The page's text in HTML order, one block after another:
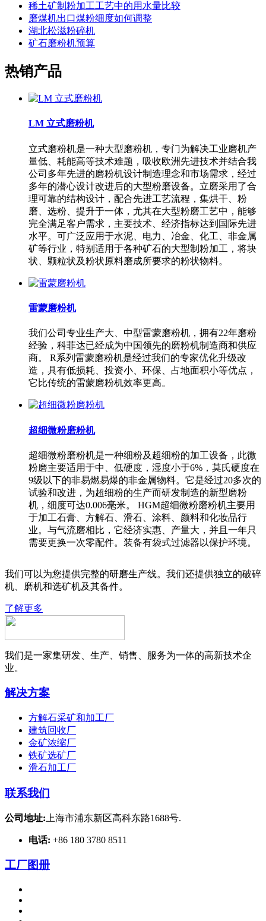
稀土矿制粉加工工艺中的用水量比较
磨煤机出口煤粉细度如何调整
湖北松滋粉碎机
矿石磨粉机预算
热销产品
LM 立式磨粉机
立式磨粉机是一种大型磨粉机，专门为解决工业磨机产
量低、耗能高等技术难题，吸收欧洲先进技术并结合我
公司多年先进的磨粉机设计制造理念和市场需求，经过
多年的潜心设计改进后的大型粉磨设备。立磨采用了合
理可靠的结构设计，配合先进工艺流程，集烘干、粉
磨、选粉、提升于一体，尤其在大型粉磨工艺中，能够
完全满足客户需求，主要技术、经济指标达到国际先进
水平。可广泛应用于水泥、电力、冶金、化工、非金属
矿等行业，特别适用于各种矿石的大型制粉加工，将块
状、颗粒状及粉状原料磨成所要求的粉状物料。
雷蒙磨粉机
我们公司专业生产大、中型雷蒙磨粉机，拥有22年磨粉
经验，科菲达已经成为中国领先的磨粉机制造商和供应
商。 R系列雷蒙磨粉机是经过我们的专家优化升级改
造，具有低损耗、投资小、环保、占地面积小等优点，
它比传统的雷蒙磨粉机效率更高。
超细微粉磨粉机
超细微粉磨粉机是一种细粉及超细粉的加工设备，此微
粉磨主要适用于中、低硬度，湿度小于6%，莫氏硬度在
9级以下的非易燃易爆的非金属物料。它是经过20多次的
试验和改进，为超细粉的生产而研发制造的新型磨粉
机，细度可达0.006毫米。 HGM超细微粉磨粉机主要用
于加工石膏、方解石、滑石、涂料、颜料和化妆品行
业。与气流磨相比，它经济实惠、产量大，并且一年只
需要更换一次零配件。装备有袋式过滤器以保护环境。
我们可以为您提供完整的研磨生产线。我们还提供独立的破碎
机、磨机和选矿机及其备件。
了解更多
我们是一家集研发、生产、销售、服务为一体的高新技术企
业。
解决方案
方解石采矿和加工厂
建筑回收厂
金矿浓缩厂
铁矿选矿厂
滑石加工厂
联系我们
公司地址: 上海市浦东新区高科东路1688号.
电话: +86 180 3780 8511
工厂图册